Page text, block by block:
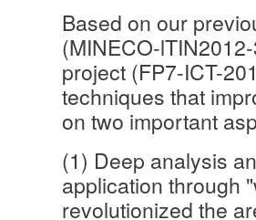
Based on our
(MINECO-
project (FP7-ICT-
techniques that
on two important
(1) Deep analysis
application through
revolutionized the